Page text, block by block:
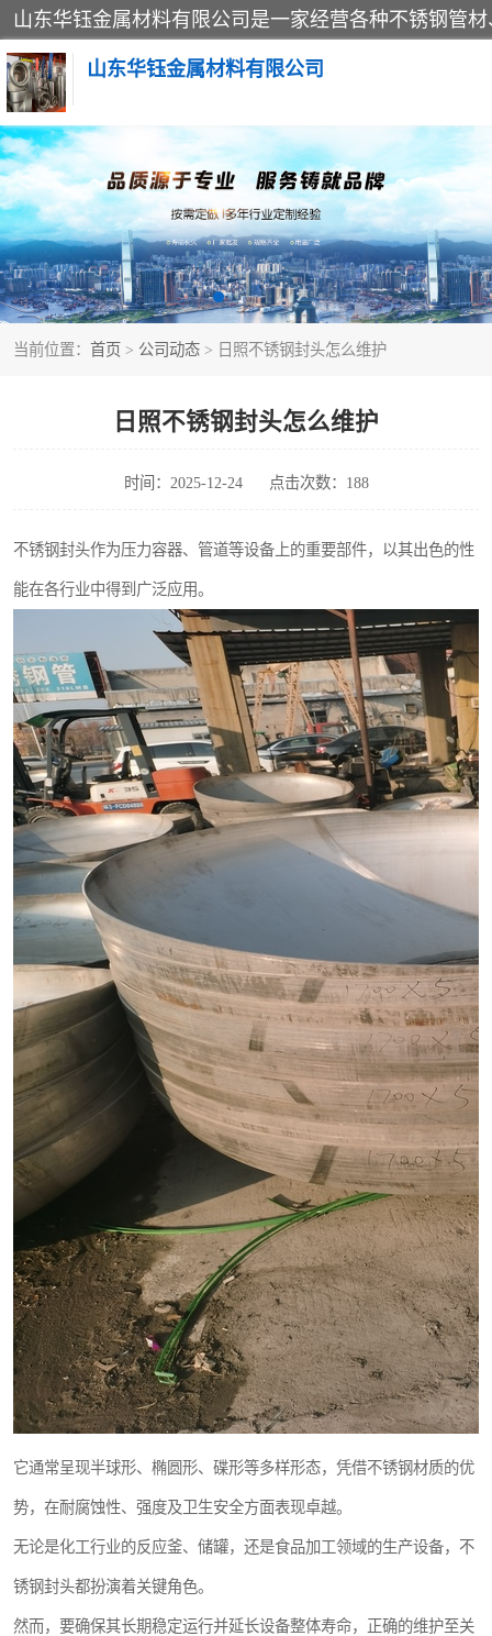
山东华钰金属材料有限公司
当前位置： 首页 > 公司动态 > 日照不锈钢封头怎么维护
日照不锈钢封头怎么维护
时间：2025-12-24 点击次数：188
不锈钢封头作为压力容器、管道等设备上的重要部件，以其出色的性
能在各行业中得到广泛应用。
它通常呈现半球形、椭圆形、碟形等多样形态，凭借不锈钢材质的优
势，在耐腐蚀性、强度及卫生安全方面表现卓越。
无论是化工行业的反应釜、储罐，还是食品加工领域的生产设备，不
锈钢封头都扮演着关键角色。
然而，要确保其长期稳定运行并延长设备整体寿命，正确的维护至关
不锈钢管
管件标准件
不锈钢人孔
不锈钢角钢